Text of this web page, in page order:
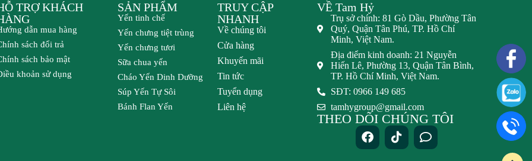
TRỢ KHÁCH
dẫn mua hàng
sách đổi trả
sách bảo mật
khoản sử dụng
SẢN PHẨM
Yến tinh chế
Yến chưng tiệt trùng
Yến chưng tươi
Sữa chua yến
Cháo Yến Dinh Dưỡng
Súp Yến Tự Sôi
Bánh Flan Yến
TRUY CẬP
NHANH
Về chúng tôi
Cửa hàng
Khuyến mãi
Tin tức
Tuyển dụng
Liên hệ
VỀ Tam Hỷ
Trụ sở chính: 81 Gò Dầu, Phường Tân
Quý, Quận Tân Phú, TP. Hồ Chí
Minh, Việt Nam.
Địa điểm kinh doanh: 21 Nguyễn
Hiến Lê, Phường 13, Quận Tân Bình,
TP. Hồ Chí Minh, Việt Nam.
SĐT: 0966 149 685
tamhygroup@gmail.com
THEO DÕI CHÚNG TÔI